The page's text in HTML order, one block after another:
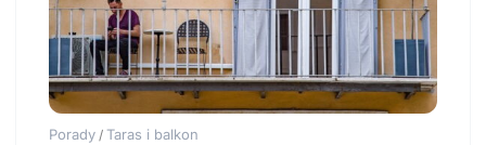
Porady / Taras i balkon